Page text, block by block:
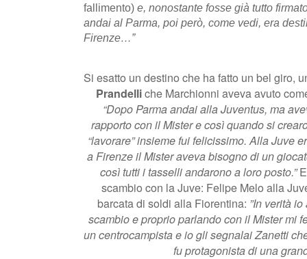
fallimento) e, nonostante fosse già tutto
andai al Parma, poi però, come vedi, era
Firenze…”
Si esatto un destino che ha fatto un bel giro,
Prandelliche Marchionni aveva avuto
“Dopo Parma andai alla Juventus, ma
rapporto con il Mister e così quando si
“lavorare” insieme fui felicissimo. Alla Juve
a Firenze il Mister aveva bisogno di un
così tutti i tasselli andarono a loro posto.”
scambio con la Juve: Felipe Melo alla
barcata di soldi alla Fiorentina: ”In verità
scambio e proprio parlando con il Mister mi
un centrocampista e io gli segnalai Zanetti
fu protagonista di una